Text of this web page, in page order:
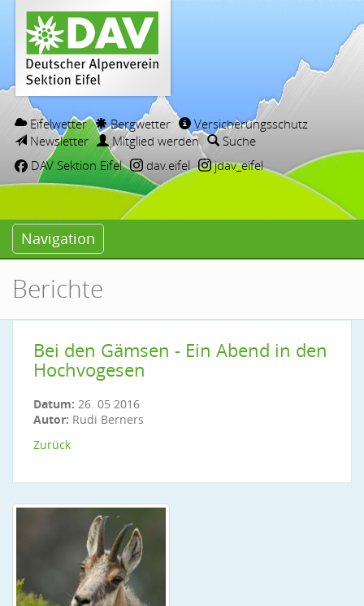
Eifelwetter Bergwetter
Versicherungsschutz
Newsletter
Mitglied werden
Suche
DAV Sektion Eifel
dav.eifel jdav_eifel
Navigation
Berichte
Bei den Gämsen - Ein Abend in den
Hochvogesen
Datum: 26. 05 2016
Autor: Rudi Berners
Zurück